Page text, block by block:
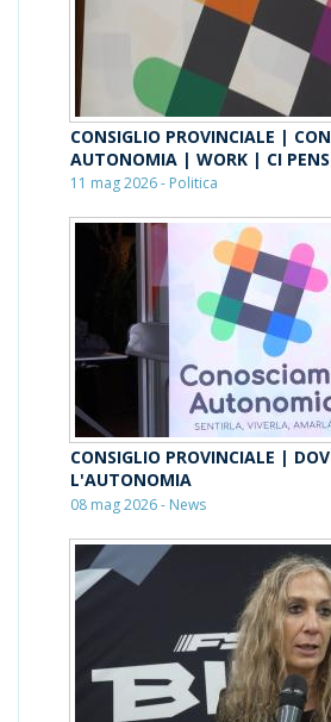
CONSIGLIO PROVINCIALE |
AUTONOMIA | WORK | CI
11 mag 2026 - Politica
CONSIGLIO PROVINCIALE |
L'AUTONOMIA
08 mag 2026 - News